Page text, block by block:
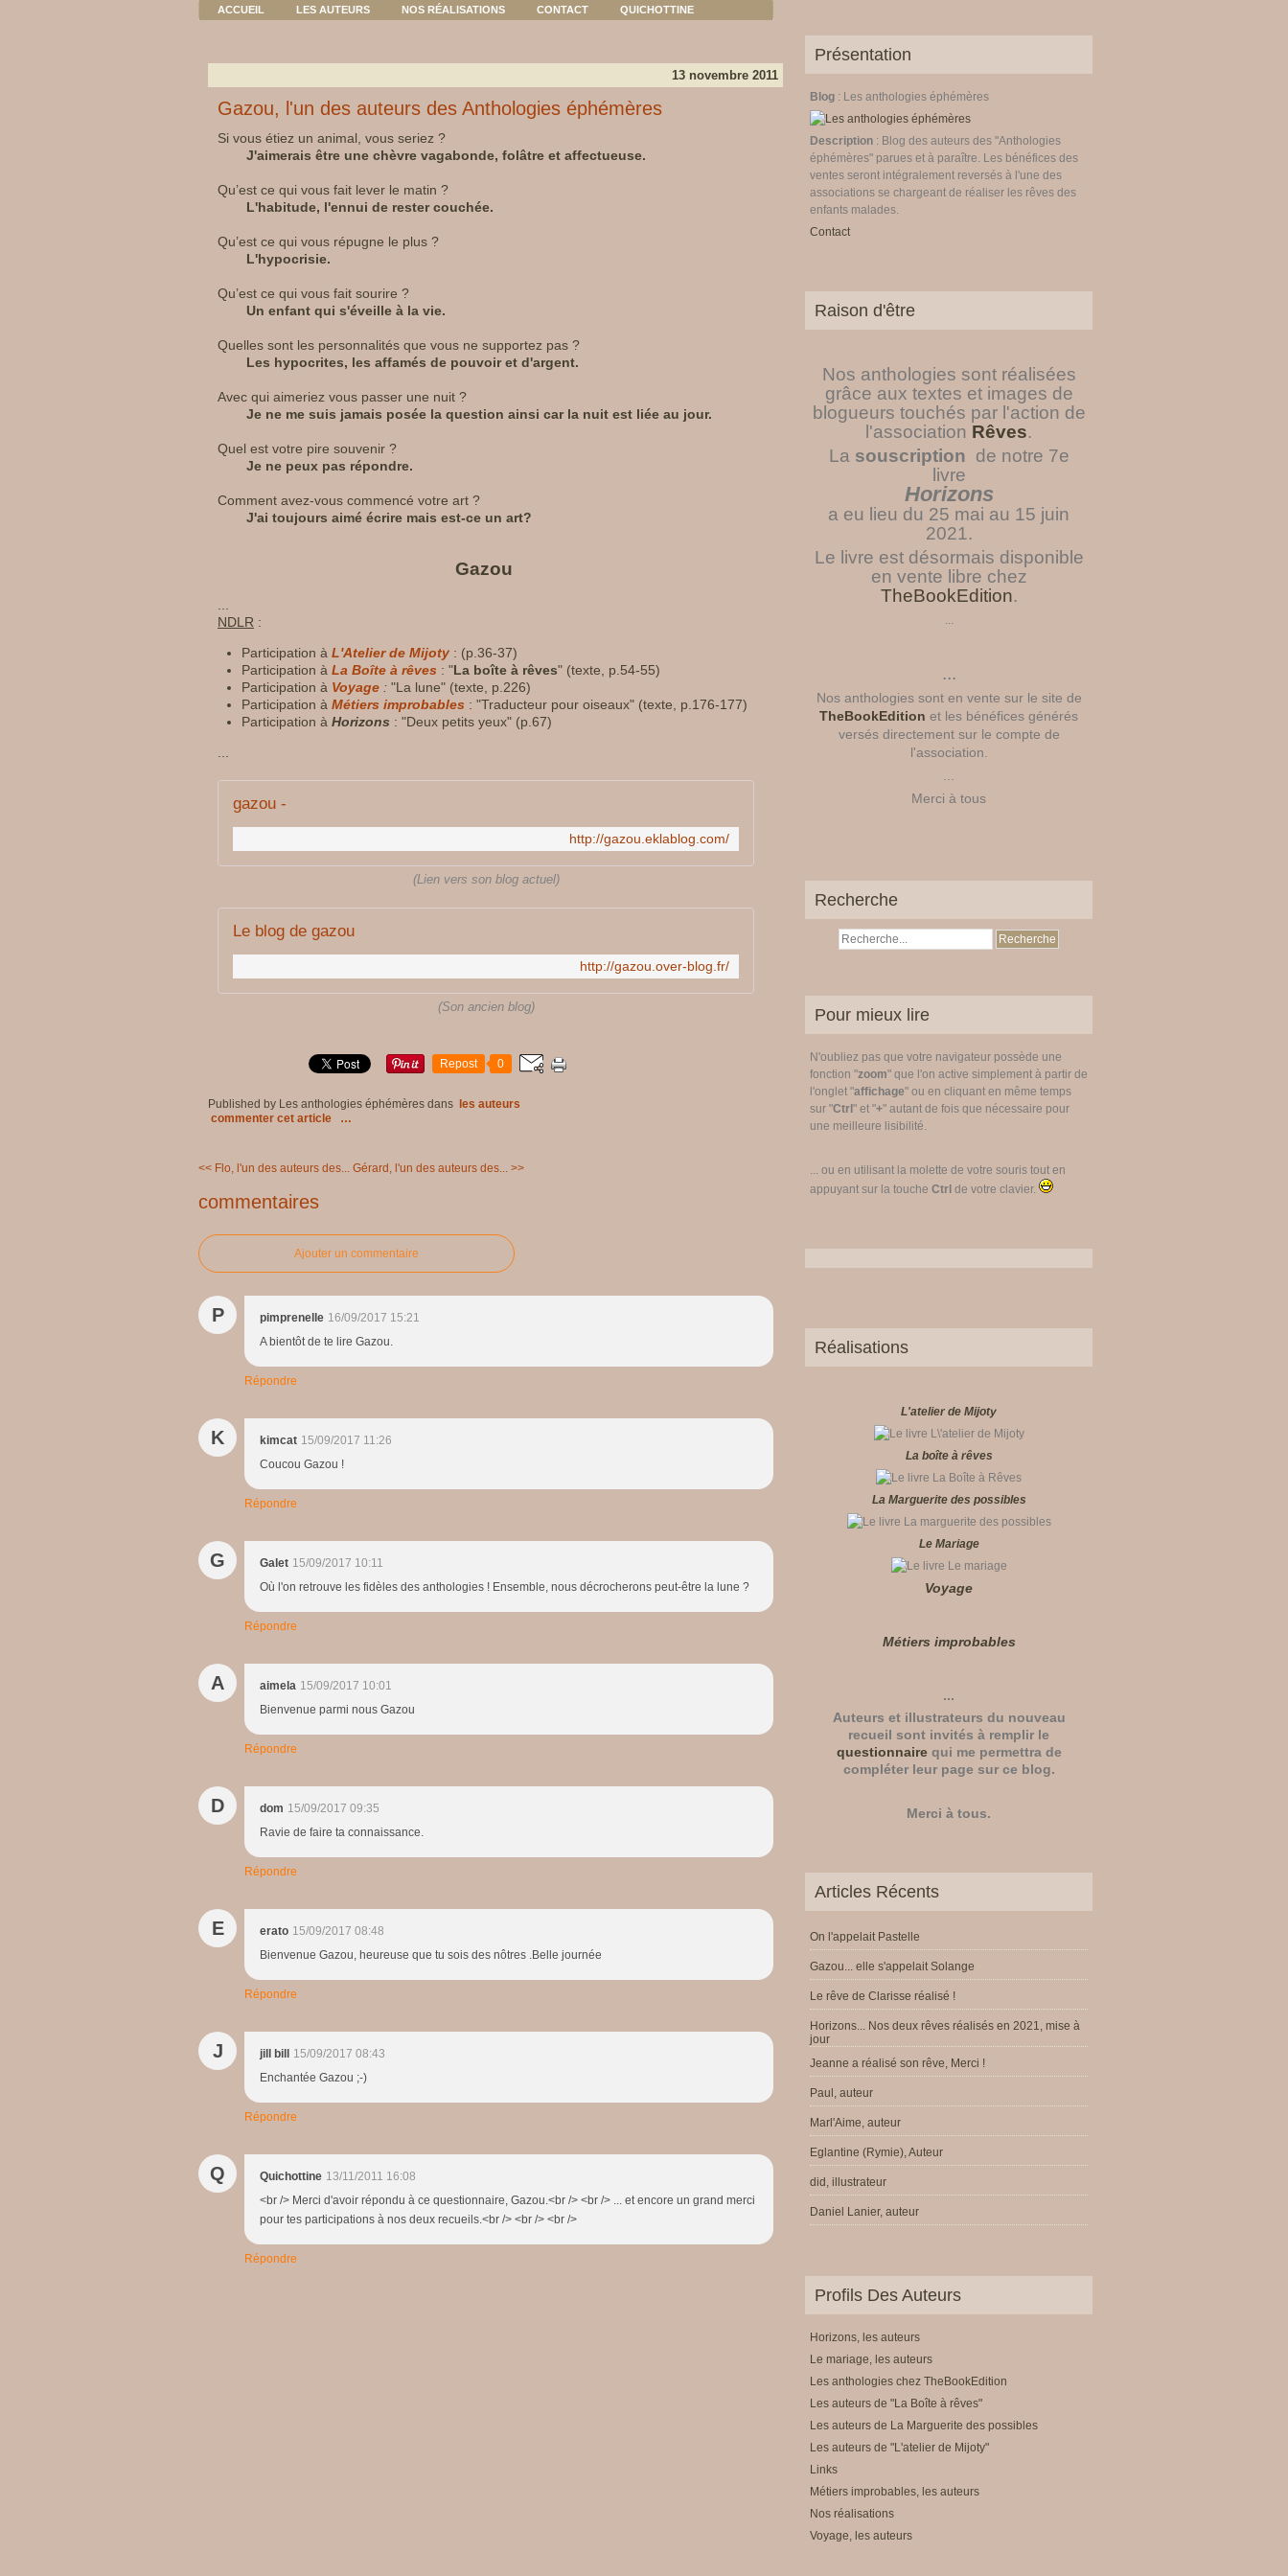
ACCUEIL LES AUTEURS NOS RÉALISATIONS CONTACT QUICHOTTINE
13 novembre 2011
Gazou, l'un des auteurs des Anthologies éphémères
Si vous étiez un animal, vous seriez ?
J'aimerais être une chèvre vagabonde, folâtre et affectueuse.
Qu’est ce qui vous fait lever le matin ?
L'habitude, l'ennui de rester couchée.
Qu’est ce qui vous répugne le plus ?
L'hypocrisie.
Qu’est ce qui vous fait sourire ?
Un enfant qui s'éveille à la vie.
Quelles sont les personnalités que vous ne supportez pas ?
Les hypocrites, les affamés de pouvoir et d'argent.
Avec qui aimeriez vous passer une nuit ?
Je ne me suis jamais posée la question ainsi car la nuit est liée au jour.
Quel est votre pire souvenir ?
Je ne peux pas répondre.
Comment avez-vous commencé votre art ?
J'ai toujours aimé écrire mais est-ce un art?
Gazou
NDLR :
Participation à L'Atelier de Mijoty : (p.36-37)
Participation à La Boîte à rêves : "La boîte à rêves" (texte, p.54-55)
Participation à Voyage : "La lune" (texte, p.226)
Participation à Métiers improbables : "Traducteur pour oiseaux" (texte, p.176-177)
Participation à Horizons : "Deux petits yeux" (p.67)
gazou -
http://gazou.eklablog.com/
(Lien vers son blog actuel)
Le blog de gazou
http://gazou.over-blog.fr/
(Son ancien blog)
Repost 0
Published by Les anthologies éphémères dans
les auteurs
commenter cet article
…
<< Flo, l'un des auteurs des... Gérard, l'un des auteurs des... >>
commentaires
Ajouter un commentaire
P pimprenelle 16/09/2017 15:21
A bientôt de te lire Gazou.
Répondre
K kimcat 15/09/2017 11:26
Coucou Gazou !
Répondre
G Galet 15/09/2017 10:11
Où l'on retrouve les fidèles des anthologies ! Ensemble, nous décrocherons peut-être la lune ?
Répondre
A aimela 15/09/2017 10:01
Bienvenue parmi nous Gazou
Répondre
D dom 15/09/2017 09:35
Ravie de faire ta connaissance.
Répondre
E erato 15/09/2017 08:48
Bienvenue Gazou, heureuse que tu sois des nôtres .Belle journée
Répondre
J jill bill 15/09/2017 08:43
Enchantée Gazou ;-)
Répondre
Q Quichottine 13/11/2011 16:08
<br /> Merci d'avoir répondu à ce questionnaire, Gazou.<br /> <br /> ... et encore un grand merci
pour tes participations à nos deux recueils.<br /> <br /> <br />
Répondre
Présentation
Blog : Les anthologies éphémères
Description : Blog des auteurs des "Anthologies
éphémères" parues et à paraître. Les bénéfices des
ventes seront intégralement reversés à l'une des
associations se chargeant de réaliser les rêves des
enfants malades.
Contact
Raison d'être
Nos anthologies sont réalisées
grâce aux textes et images de
blogueurs touchés par l'action de
l'association Rêves.
La souscription de notre 7e
livre
Horizons
a eu lieu du 25 mai au 15 juin
2021.
Le livre est désormais disponible
en vente libre chez
TheBookEdition.
...
...
Nos anthologies sont en vente sur le site de
TheBookEdition et les bénéfices générés
versés directement sur le compte de
l'association.
Merci à tous
Recherche
Pour mieux lire
N'oubliez pas que votre navigateur possède une
fonction "zoom" que l'on active simplement à partir de
l'onglet "affichage" ou en cliquant en même temps
sur "Ctrl " et "+" autant de fois que nécessaire pour
une meilleure lisibilité.
... ou en utilisant la molette de votre souris tout en
appuyant sur la touche Ctrl de votre clavier.
Réalisations
L'atelier de Mijoty
La boîte à rêves
La Marguerite des possibles
Le Mariage
Voyage
Métiers improbables
...
Auteurs et illustrateurs du nouveau
recueil sont invités à remplir le
questionnairequi me permettra de
compléter leur page sur ce blog.
Merci à tous.
Articles Récents
On l'appelait Pastelle
Gazou... elle s'appelait Solange
Le rêve de Clarisse réalisé !
Horizons... Nos deux rêves réalisés en 2021, mise à
jour
Jeanne a réalisé son rêve, Merci !
Paul, auteur
Marl'Aime, auteur
Eglantine (Rymie), Auteur
did, illustrateur
Daniel Lanier, auteur
Profils Des Auteurs
Horizons, les auteurs
Le mariage, les auteurs
Les anthologies chez TheBookEdition
Les auteurs de "La Boîte à rêves"
Les auteurs de La Marguerite des possibles
Les auteurs de "L'atelier de Mijoty"
Links
Métiers improbables, les auteurs
Nos réalisations
Voyage, les auteurs